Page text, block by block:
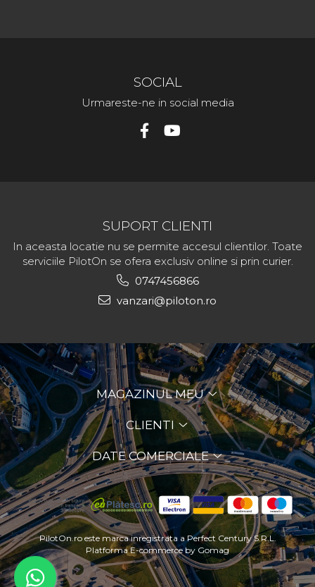
SOCIAL
Urmareste-ne in social media
SUPORT CLIENTI
In aceasta locatie nu se permite accesul clientilor. Toate
serviciile PilotOn se ofera exclusiv online si prin curier.
0747456866
vanzari@piloton.ro
MAGAZINUL MEU
CLIENTI
DATE COMERCIALE
PilotOn.ro este marca inregistrata a Perfect Century S.R.L.
Platforma E-commerce by Gomag